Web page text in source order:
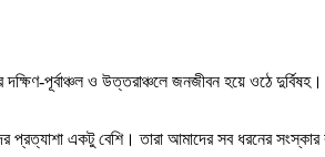
পূর্বাঞ্চল ও উত্তরাঞ্চলে জনজীবন হয়ে ওঠে
প্রত্যাশা একটু বেশি। তারা আমাদের সব ধরনের